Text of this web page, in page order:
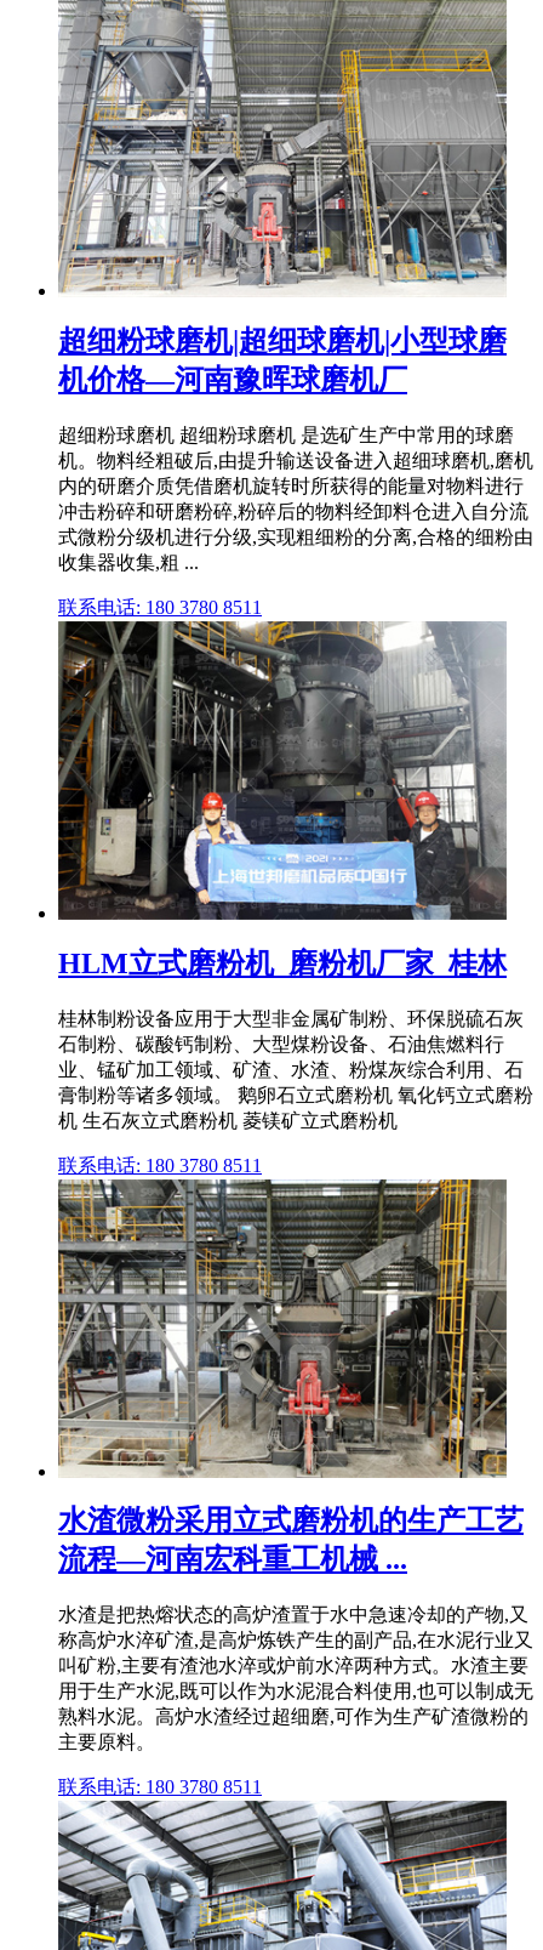
超细粉球磨机|超细球磨机|小型球磨
机价格—河南豫晖球磨机厂
超细粉球磨机 超细粉球磨机 是选矿生产中常用的球磨
机。物料经粗破后,由提升输送设备进入超细球磨机,磨机
内的研磨介质凭借磨机旋转时所获得的能量对物料进行
冲击粉碎和研磨粉碎,粉碎后的物料经卸料仓进入自分流
式微粉分级机进行分级,实现粗细粉的分离,合格的细粉由
收集器收集,粗 ...
联系电话: 180 3780 8511
HLM立式磨粉机_磨粉机厂家_桂林
桂林制粉设备应用于大型非金属矿制粉、环保脱硫石灰
石制粉、碳酸钙制粉、大型煤粉设备、石油焦燃料行
业、锰矿加工领域、矿渣、水渣、粉煤灰综合利用、石
膏制粉等诸多领域。 鹅卵石立式磨粉机 氧化钙立式磨粉
机 生石灰立式磨粉机 菱镁矿立式磨粉机
联系电话: 180 3780 8511
水渣微粉采用立式磨粉机的生产工艺
流程—河南宏科重工机械 ...
水渣是把热熔状态的高炉渣置于水中急速冷却的产物,又
称高炉水淬矿渣,是高炉炼铁产生的副产品,在水泥行业又
叫矿粉,主要有渣池水淬或炉前水淬两种方式。水渣主要
用于生产水泥,既可以作为水泥混合料使用,也可以制成无
熟料水泥。高炉水渣经过超细磨,可作为生产矿渣微粉的
主要原料。
联系电话: 180 3780 8511